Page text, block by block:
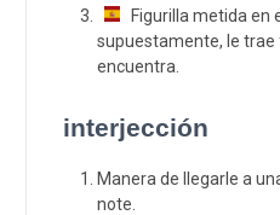
Figurilla metida en
supuestamente, le trae
encuentra.
interjección
Manera de llegarle a
note.